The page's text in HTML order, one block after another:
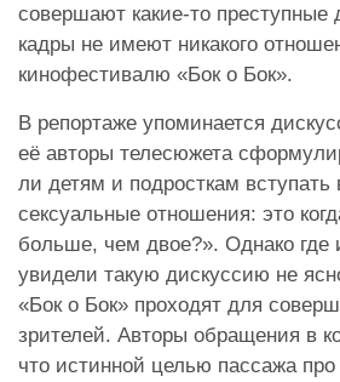
совершают какие-то преступные
кадры не имеют никакого
кинофестивалю «Бок о Бок».
В репортаже упоминается
её авторы телесюжета
ли детям и подросткам
сексуальные отношения: это
больше, чем двое?». Однако где
увидели такую дискуссию не
«Бок о Бок» проходят для
зрителей. Авторы обращения в
что истинной целью пассажа